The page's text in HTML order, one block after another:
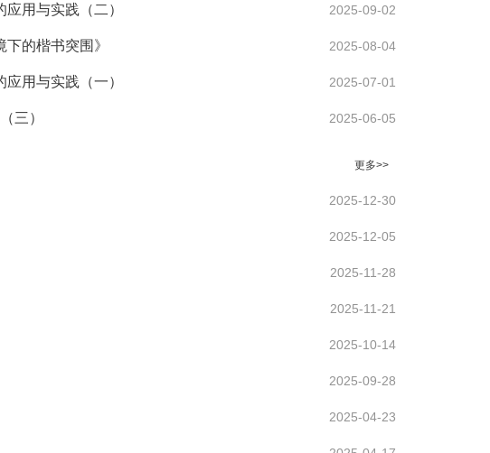
用与实践（二） 2025-09-02
的楷书突围》 2025-08-04
用与实践（一） 2025-07-01
三） 2025-06-05
更多>>
2025-12-30
2025-12-05
2025-11-28
2025-11-21
2025-10-14
2025-09-28
2025-04-23